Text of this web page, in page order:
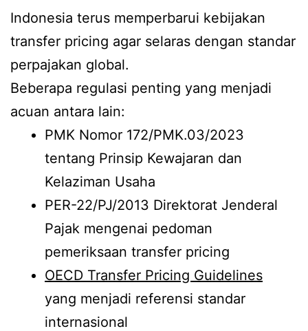
Indonesia terus memperbarui kebijakan
transfer pricing agar selaras dengan standar
perpajakan global.
Beberapa regulasi penting yang menjadi
acuan antara lain:
PMK Nomor 172/PMK.03/2023
tentang Prinsip Kewajaran dan
Kelaziman Usaha
PER-22/PJ/2013 Direktorat Jenderal
Pajak mengenai pedoman
pemeriksaan transfer pricing
OECD Transfer Pricing Guidelines
yang menjadi referensi standar
internasional